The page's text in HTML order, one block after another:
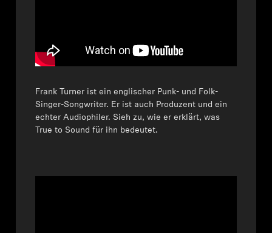
Frank Turner ist ein englischer Punk- und Folk-
Singer-Songwriter. Er ist auch Produzent und ein
echter Audiophiler. Sieh zu, wie er erklärt, was
True to Sound für ihn bedeutet.